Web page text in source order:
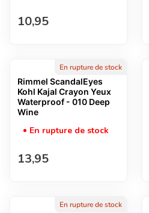
Prix normal
10,95
En rupture de stock
Rimmel ScandalEyes
Kohl Kajal Crayon Yeux
Waterproof - 010 Deep
Wine
En rupture de stock
Prix normal
13,95
En rupture de stock